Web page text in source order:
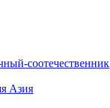
соотечественник
Азия